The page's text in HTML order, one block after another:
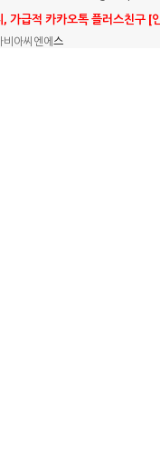
가급적 카카오톡 플러스친구 [
아씨엔에 스